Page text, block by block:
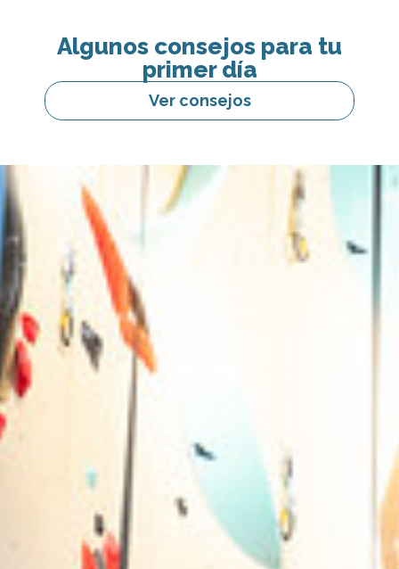
Algunos consejos para tu
primer día
Ver consejos